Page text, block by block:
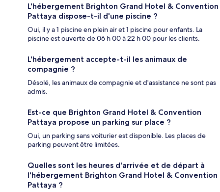
L'hébergement Brighton Grand Hotel & Convention
Pattaya dispose-t-il d'une piscine ?
Oui, il y a 1 piscine en plein air et 1 piscine pour enfants. La
piscine est ouverte de 06 h 00 à 22 h 00 pour les clients.
L'hébergement accepte-t-il les animaux de
compagnie ?
Désolé, les animaux de compagnie et d'assistance ne sont pas
admis.
Est-ce que Brighton Grand Hotel & Convention
Pattaya propose un parking sur place ?
Oui, un parking sans voiturier est disponible. Les places de
parking peuvent être limitées.
Quelles sont les heures d'arrivée et de départ à
l'hébergement Brighton Grand Hotel & Convention
Pattaya ?